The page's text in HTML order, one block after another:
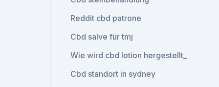
Reddit cbd patrone
Cbd salve für tmj
Wie wird cbd lotion hergestellt_
Cbd standort in sydney